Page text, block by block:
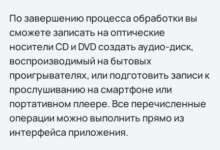
По завершению процесса обработки вы
сможете записать на оптические
носители CD и DVD создать аудио-диск,
воспроизводимый на бытовых
проигрывателях, или подготовить записи к
прослушиванию на смартфоне или
портативном плеере. Все перечисленные
операции можно выполнить прямо из
интерфейса приложения.